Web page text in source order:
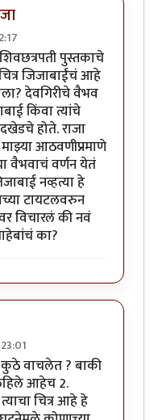
चित्रेbyविशुमित
पुस्तकाचे
जिजाबाईंचं आहे
देवगिरीचे वैभव
किंवा त्यांचे
होते. राजा
आठवणीप्रमाणे
वैभवाचं वर्णन येतं
नव्हत्या हे
टायटलवरुन
विचारलं की नवं
का?
चित्रेbyविशुमित
कुठे वाचलेत ? बाकी
आहेच 2.
चित्र आहे हे